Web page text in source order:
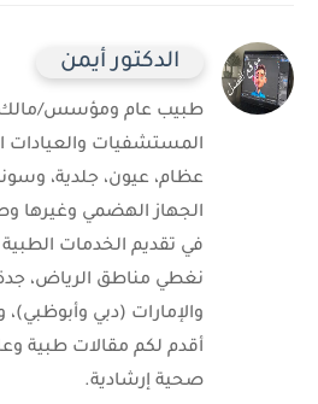
الدكتور أيمن
طبيب عام ومؤسس/
المستشفيات
عظام، عيون، جلدية،
الجهاز الهضمي وغيرها
في تقديم الخدمات الطبية
نغطي مناطق الرياض، جدة،
والإمارات (دبي
أقدم لكم مقالات طبية
صحية إرشادية.